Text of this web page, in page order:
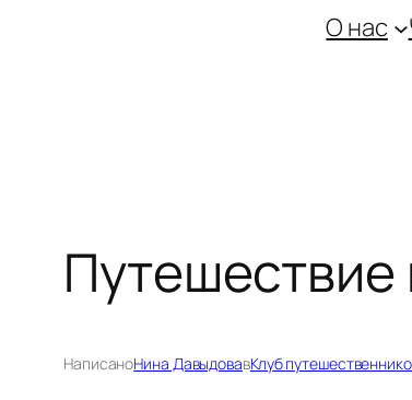
О нас
НаписаноНина ДавыдовавКлуб